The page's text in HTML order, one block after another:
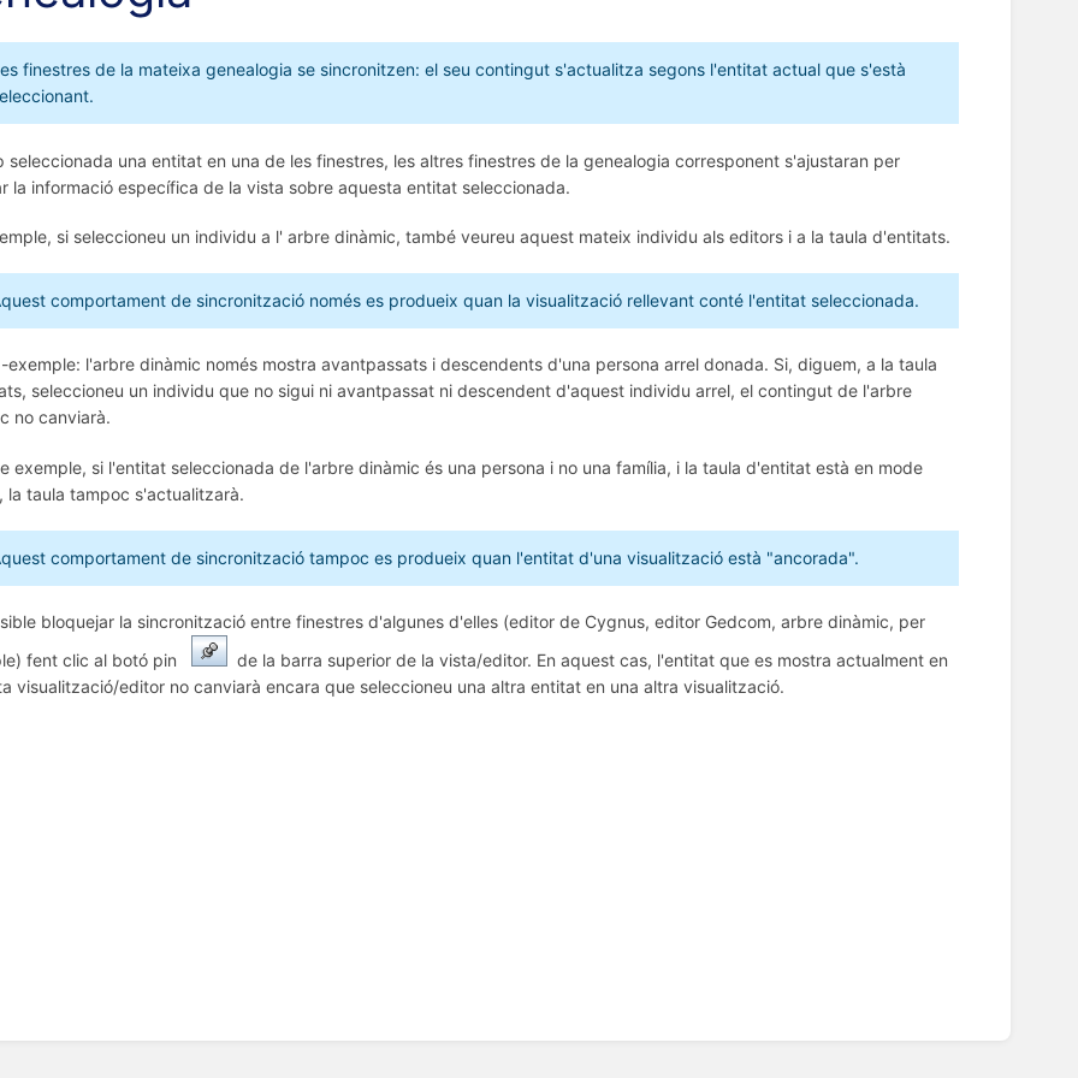
finestres de la mateixa genealogia se sincronitzen: el seu contingut s'actualitza segons l'entitat actual que s'està
seleccionada una entitat en una de les finestres, les altres finestres de la genealogia corresponent s'ajustaran per
la informació específica de la vista sobre aquesta entitat seleccionada.
si seleccioneu un individu a l' arbre dinàmic, també veureu aquest mateix individu als editors i a la taula d'entitats.
comportament de sincronització només es produeix quan la visualització rellevant conté l'entitat seleccionada.
exemple: l'arbre dinàmic només mostra avantpassats i descendents d'una persona arrel donada. Si, diguem, a la taula
seleccioneu un individu que no sigui ni avantpassat ni descendent d'aquest individu arrel, el contingut de l'arbre
no canviarà.
exemple, si l'entitat seleccionada de l'arbre dinàmic és una persona i no una família, i la taula d'entitat està en mode
la taula tampoc s'actualitzarà.
comportament de sincronització tampoc es produeix quan l'entitat d'una visualització està "ancorada".
bloquejar la sincronització entre finestres d'algunes d'elles (editor de Cygnus, editor Gedcom, arbre dinàmic, per
fent clic al botó pin
de la barra superior de la vista/editor. En aquest cas, l'entitat que es mostra actualment en
visualització/editor no canviarà encara que seleccioneu una altra entitat en una altra visualització.